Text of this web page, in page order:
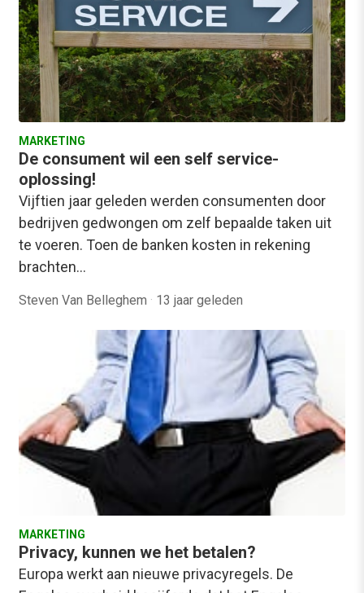
MARKETING
De consument wil een self service-
oplossing!
Vijftien jaar geleden werden consumenten door
bedrijven gedwongen om zelf bepaalde taken uit
te voeren. Toen de banken kosten in rekening
brachten…
Steven Van Belleghem · 13 jaar geleden
MARKETING
Privacy, kunnen we het betalen?
Europa werkt aan nieuwe privacyregels. De